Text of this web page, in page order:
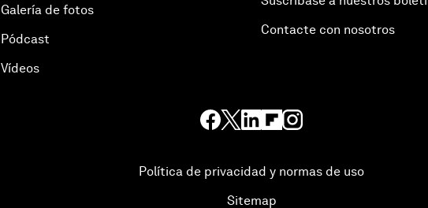
Galería de fotos
Pódcast
Vídeos
Contacte con nosotros
Política de privacidad y normas de uso
Sitemap